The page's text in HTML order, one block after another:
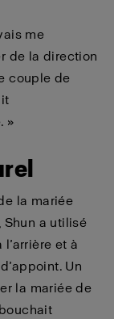
me
de la direction
couple de
»
la mariée
a utilisé
et à
Un
la mariée de